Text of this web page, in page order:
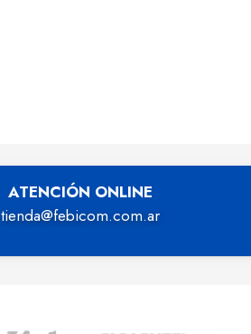
ATENCIÓN ONLINE
tienda@febicom.com.ar